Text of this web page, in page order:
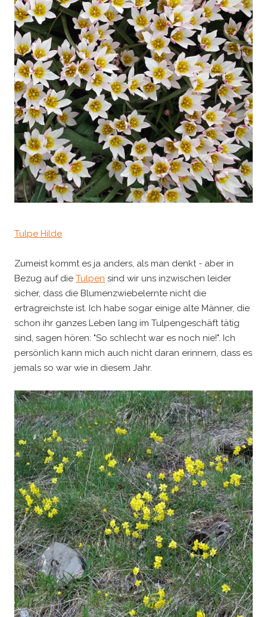
Tulpe Hilde
Zumeist kommt es ja anders, als man denkt - aber in
Bezug auf die Tulpen sind wir uns inzwischen leider
sicher, dass die Blumenzwiebelernte nicht die
ertragreichste ist. Ich habe sogar einige alte Männer, die
schon ihr ganzes Leben lang im Tulpengeschäft tätig
sind, sagen hören: "So schlecht war es noch nie!". Ich
persönlich kann mich auch nicht daran erinnern, dass es
jemals so war wie in diesem Jahr.